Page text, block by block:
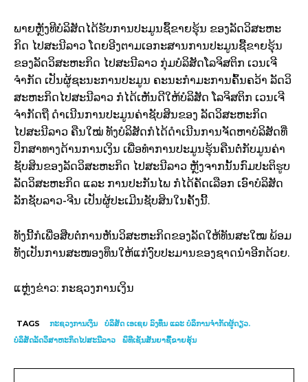
ພາຍຫຼັງທີບໍລິສັດໄດ້ຮັບການປະມູນຊຶ້ຂາຍຮຸ້ນ ຂອງລັດວິສະຫະ
ກິດ ໄປສະນີລາວ ໂດຍອີງຕາມເອກະສານການປະມູນຊື້ຂາຍຮຸ້ນ
ຂອງລັດວິສະຫະກິດ ໄປສະນີລາວ ກຸ່ມບໍລິສັດໂລຈິສຕິກ ເວນເຈີ
ຈຳກັດ ເປັນຜູ້ຊະນະການປະມູນ ຄະນະກຳມະການຄົ້ນຄວ້າ ລັດວິ
ສະຫະກິດໄປສະນີລາວ ກໍໄດ້ເຫັນດີໃຫ້ບໍລິສັດ ໂລຈິສຕິກ ເວນເຈີ
ຈຳກັດຖື ດຳເນີນການປະມູນຄ່າຊັບສິນຂອງ ລັດວິສະຫະກິດ
ໄປສະນີລາວ ຄືນໃໝ່ ທັງບໍລິສັດກໍໄດ້ດຳເນີນການຈັດຫາບໍລິສັດທີ່
ປຶກສາທາງດ້ານການເງິນ ເພື່ອທຳການປະມູນຮຸ້ນຄືນຕໍ່ກັບມູນຄ່າ
ຊັບສິນຂອງລັດວິສະຫະກິດ ໄປສະນີລາວ ຫຼັງຈາກນັ້ນກົມປະຕິຮູບ
ລັດວິສະຫະກິດ ແລະ ການປະກັນໄພ ກໍໄດ້ຄັດເລືອກ ເອົາບໍລິສັດ
ລັກຊັບລາວ-ຈີນ ເປັນຜູ້ປະເມີນຊັບສິນໃນຄັ້ງນີ້.
ທັງນີ້ກໍເພື່ອສືບຕໍ່ການຫັນວິສະຫະກິດຂອງລັດໃຫ້ທັນສະໃໝ ພ້ອມ
ທັງເປັນການສະໜອງທຶນໃຫ້ແກ່ງົບປະມານຂອງຊາດນຳອີກດ້ວຍ.
ແຫຼ່ງຂ່າວ: ກະຊວງການເງິນ
TAGS ກະຊວງການເງິນ
ບໍລິສັດ ເອເຊຍ ລົງທຶນ ແລະ ບໍລິການຈຳກັດຜູ້ດຽວ.
ບໍລິສັດລັດວິສາຫະກິດໄປສະນີລາວ
ພິທີເຊັນສັນຍາຊື້ຂາຍຮຸ້ນ